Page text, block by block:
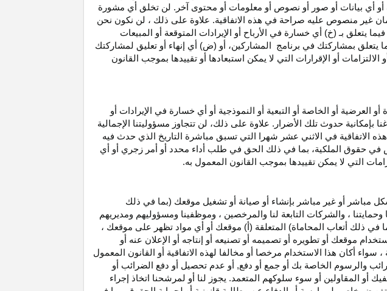
أو أي بيانات أو صور أو نصوص أو معلومات أو محتوى آخر. لن تخلق أي مشورة
غير منصوص عليه صراحة في هذه الاتفاقية. علاوة على ذلك ، لن نكون نحن
يتعلق بـ (خ) أي خسارة في
الأرباح أو الإيرادات المتوقعة أو المبيعات
يتعلق بمشاركتك في برنامج المشاركين، أو (ض) أي إنهاء أو تعليق لمشاركتك
الالتزامات أو الإقرارات التي لا يمكن استبعادها أو تقييدها بموجب القانون
أو العرضية أو الخاصة أو التبعية أو النموذجية أو أي خسارة في الإيرادات أو
بإمكانية حدوث تلك الأضرار. علاوة على ذلك، لن تتجاوز مسؤوليتنا الإجمالية
الاتفاقية في الاثني عشر شهرا التي تسبق مباشرة التاريخ الذي حدث فيه
في حقوق الملكية، بما في ذلك الحق في طلب أداء محدد أو أمر زجري أو أي
التي لا يمكن تقييدها بموجب القانون المعمول به.
مباشر أو غير مباشر بإنشاء أو صيانة أو تشغيل موقعك (بما في ذلك
، والشركات التابعة لنا والمرخصين ، وموظفينا ومسؤوليهم ومديريهم
في ذلك أتعاب المحاماة) المتعلقة (أ) موقعك أو أي مواد تظهر على موقعك ،
موقعك أو تطويره أو تصميمه أو تصنيعه أو إنتاجه أو الإعلان عنه أو
أكان هذا الاستخدام مرخصا أو مخالفا لهذه الاتفاقية أو القانون المعمول
والرسوم الخاصة بك أو جمع أو دفع, أو عدم تحصيل أو دفع الضرائب أو
أو المقاولين أو سوء سلوكهم المتعمد. يجوز لنا أو لمرشحنا اتخاذ إجراء